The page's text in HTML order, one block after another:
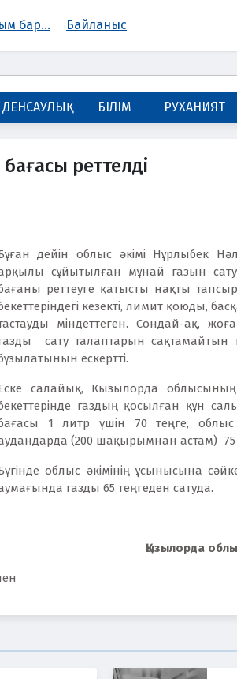
бар... Байланыс
ДЕНСАУЛЫҚ БІЛІМ РУХАНИЯТ
реттелді
дейін облыс әкімі Нұрлыбек
сұйытылған мұнай газын сату
реттеуге қатысты нақты
кезекті, лимит қоюды,
міндеттеген. Сондай-ақ,
сату талаптарын сақтамайтын
ескертті.
салайық, Кызылорда
газдың қосылған құн
1 литр үшін 70 теңге,
(200 шақырымнан астам) 75
облыс әкімінің ұсынысына
газды 65 теңгеден сатуда.
Қызылорда